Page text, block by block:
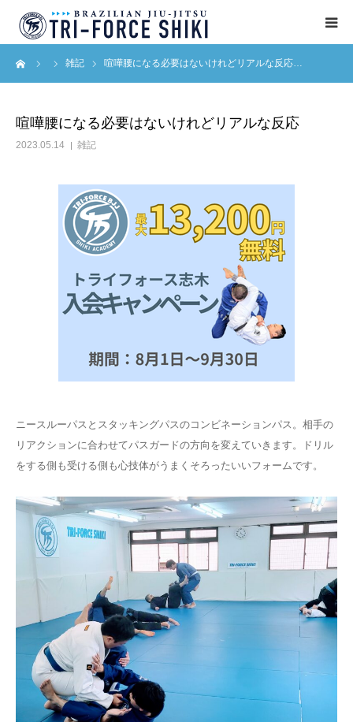
雑記 喧嘩腰になる必要はないけれどリアルな反応…
喧嘩腰になる必要はないけれどリアルな反応
2023.05.14 雑記
ニースルーパスとスタッキングパスのコンビネーションパス。相手の
リアクションに合わせてパスガードの方向を変えていきます。ドリル
をする側も受ける側も心技体がうまくそろったいいフォームです。
ABOUT
BLOG
アクセス
English